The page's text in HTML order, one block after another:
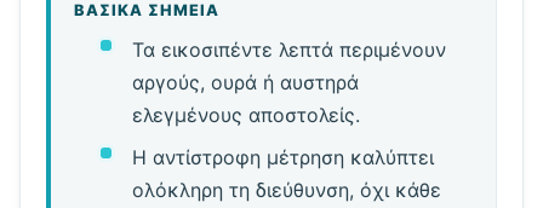
ΒΑΣΙΚΆ ΣΗΜΕΊΑ
Τα εικοσιπέντε λεπτά περιμένουν
αργούς, ουρά ή αυστηρά
ελεγμένους αποστολείς.
Η αντίστροφη μέτρηση καλύπτει
ολόκληρη τη διεύθυνση, όχι κάθε